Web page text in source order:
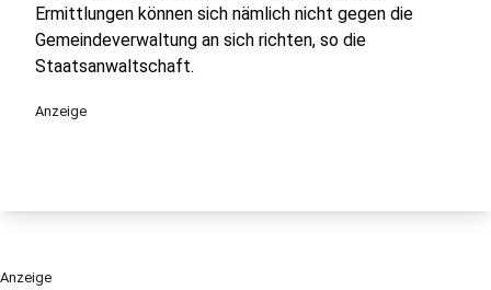
Ermittlungen können sich nämlich nicht gegen die
Gemeindeverwaltung an sich richten, so die
Staatsanwaltschaft.
Anzeige
Anzeige